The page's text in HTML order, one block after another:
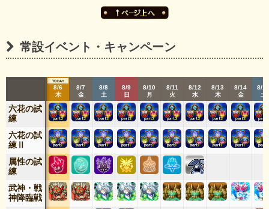
常設イベント・キャンペーン
8/6
木
8/7
金
8/8
土
8/9
日
8/10
月
8/11
火
8/12
水
8/13
木
8/14
金
8/15
土
六花の試
練
六花の試
練Ⅱ
属性の試
練
武神・戦
神降臨戦